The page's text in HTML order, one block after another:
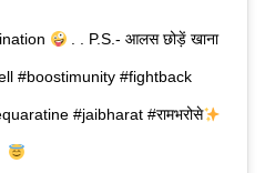
. . P.S.- आलस छोड़ें खाना
#boostimunity #fightback
#jaibharat #रामभरोसे